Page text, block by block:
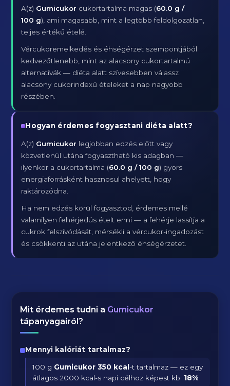
A(z) Gumicukor cukortartalma magas (60.0 g /
100 g), ami magasabb, mint a legtöbb feldolgozatlan,
teljes értékű ételé.
Vércukoremelkedés és éhségérzet szempontjából
kedvezőtlenebb, mint az alacsony cukortartalmú
alternatívák — diéta alatt szívesebben válassz
alacsony cukorindexű ételeket a nap nagyobb
részében.
Hogyan érdemes fogyasztani diéta alatt?
A(z) Gumicukor legjobban edzés előtt vagy
közvetlenül utána fogyasztható kis adagban —
ilyenkor a cukortartalma (60.0 g / 100 g) gyors
energiaforrásként hasznosul ahelyett, hogy
raktározódna.
Ha nem edzés körül fogyasztod, érdemes mellé
valamilyen fehérjedús ételt enni — a fehérje lassítja a
cukrok felszívódását, mérsékli a vércukor-ingadozást
és csökkenti az utána jelentkező éhségérzetet.
Mit érdemes tudni a Gumicukor
tápanyagairól?
Mennyi kalóriát tartalmaz?
100 g Gumicukor 350 kcal-t tartalmaz — ez egy
átlagos 2000 kcal-s napi célhoz képest kb. 18%